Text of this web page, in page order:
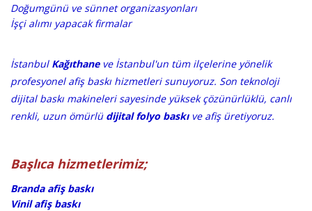
Doğumgünü ve sünnet organizasyonları
İşçi alımı yapacak firmalar
​​İstanbul Kağıthaneve İstanbul'un tüm ilçelerine yönelik
profesyonel afiş baskı hizmetleri sunuyoruz. Son teknoloji
dijital baskı makineleri sayesinde yüksek çözünürlüklü, canlı
renkli, uzun ömürlü dijital folyo baskıve afiş üretiyoruz.
Başlıca hizmetlerimiz;
Branda afiş baskı
Vinil afiş baskı